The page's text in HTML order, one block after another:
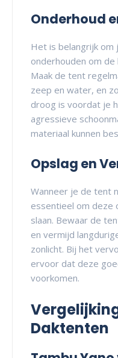
Onderhoud
Het is belangrijk
onderhouden om
Maak de tent
zeep en water, en
droog is voordat je
agressieve
materiaal kunnen
Opslag en
Wanneer je de tent
essentieel om deze
slaan. Bewaar de
en vermijd
zonlicht. Bij het
ervoor dat deze
voorkomen.
Daktenten